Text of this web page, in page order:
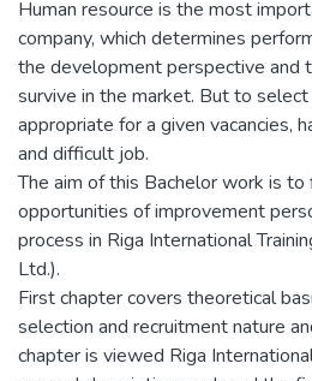
Human resource is the most
company, which determines
the development perspective and
survive in the market. But to
appropriate for a given vacancies,
and difficult job.
The aim of this Bachelor work is
opportunities of improvement
process in Riga International
Ltd.).
First chapter covers theoretical
selection and recruitment nature
chapter is viewed Riga International